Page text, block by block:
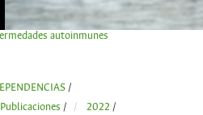
autoinmunes
/
Publicaciones / 2022 /